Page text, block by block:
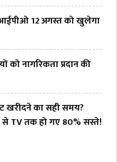
आईपीओ 12 अगस्त को खुलेगा
को नागरिकता प्रदान की
का सही समय?
TV तक हो गए 80% सस्ते!